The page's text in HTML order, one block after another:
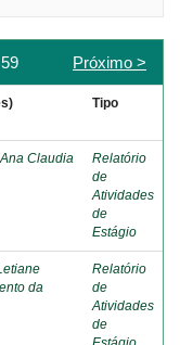
Próximo >
Tipo
Claudia
Relatório
de
Atividades
de
Estágio
da
Relatório
de
Atividades
de